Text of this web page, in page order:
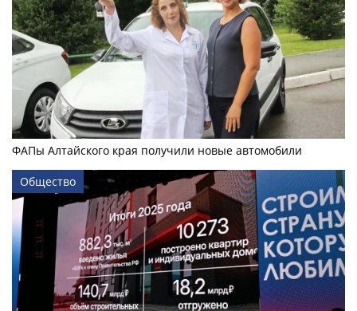
ФАПы Алтайского края получили новые автомобили
Общество